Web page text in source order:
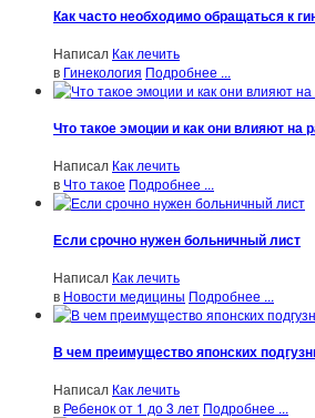
Как часто необходимо обращаться к
Написал Как лечить
в Гинекология Подробнее ...
Что такое эмоции и как они влияют на
Написал Как лечить
в Что такое Подробнее ...
Если срочно нужен больничный лист
Написал Как лечить
в Новости медицины Подробнее ...
В чем преимущество японских
Написал Как лечить
в Ребенок от 1 до 3 лет Подробнее ...